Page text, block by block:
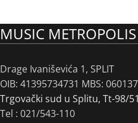
MUSIC
Drage Ivaniševića 1, SPLIT
OIB: 41395734731 MBS:
Trgovački sud u Splitu, Tt-98/
Tel : 021/543-110